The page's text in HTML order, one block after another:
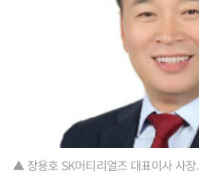
▲ 장용호 SK머티리얼즈 대표이사 사장.